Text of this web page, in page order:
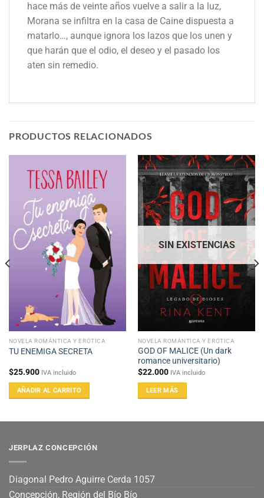
hace más de veinte años vuelve a salir a la luz,
Morana se infiltra en la casa de Caine dispuesta a
matarlo…, aunque ignora los lazos que los unen y
que harán que el odio, el deseo y el pasado los
aten sin remedio.
PRODUCTOS RELACIONADOS
NOVELA ROMÁNTICA Y ERÓTICA
TU ENEMIGA SECRETA
$25.900 IVA incluido
AÑADIR AL CARRITO
SIN EXISTENCIAS
NOVELA ROMÁNTICA Y ERÓTICA
GOD OF MALICE (Un dark
romance universitario)
$22.000 IVA incluido
LEER MÁS
JERPLAZ CONCEPCIÓN
Diagonal Pedro Aguirre Cerda 1057
Concepción, Región del Bío Bío